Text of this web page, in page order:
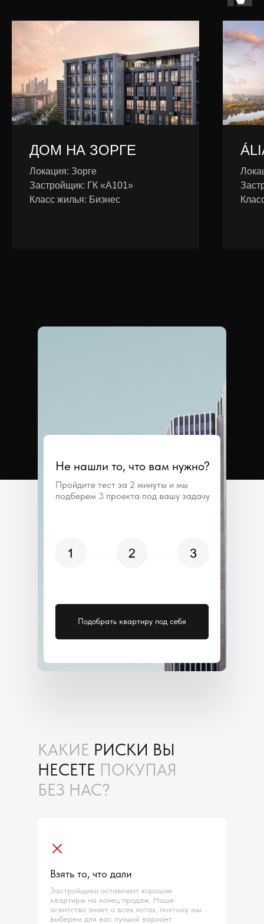
ДОМ НА ЗОРГЕ
Локация: Зорге
Застройщик: ГК «А101»
Класс жилья: Бизнес
Не нашли то, что вам нужно?
Пройдите тест за 2 минуты и мы
подберем 3 проекта под вашу задачу
Подобрать квартиру под себя
КАКИЕ РИСКИ ВЫ
НЕСЕТЕ ПОКУПАЯ
БЕЗ НАС?
Взять то, что дали
Застройщики оставляют хорошие
квартиры на конец продаж. Наше
агентство знает о всех лотах, поэтому мы
выберем для вас лучший вариант